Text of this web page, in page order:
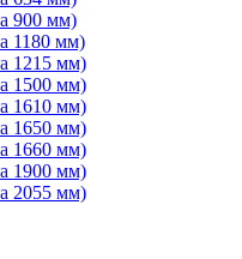
900 мм)
1180 мм)
1215 мм)
1500 мм)
1610 мм)
1650 мм)
1660 мм)
1900 мм)
2055 мм)